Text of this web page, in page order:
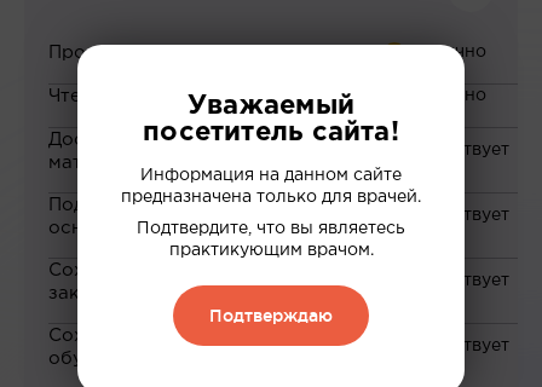
Просмотр вебинаров
Чтение статей
Доступ к закрытым
материалам
Подборка материалов на
основе ваших интересов
Сохранение материалов в
закладки
Сохранение прогресса по
обучению
Уважаемый
посетитель сайта!
Информация на данном сайте
предназначена только для врачей.
Подтвердите, что вы являетесь
практикующим врачом.
Подтверждаю